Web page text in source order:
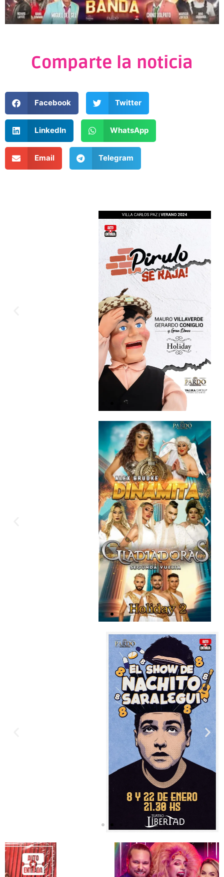
Comparte la noticia
Facebook Twitter
LinkedIn WhatsApp
Email Telegram